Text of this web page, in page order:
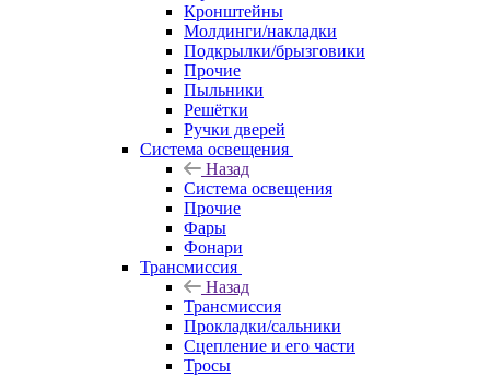
Кронштейны
Молдинги/накладки
Подкрылки/брызговики
Прочие
Пыльники
Решётки
Ручки дверей
Система освещения
Назад
Система освещения
Прочие
Фары
Фонари
Трансмиссия
Назад
Трансмиссия
Прокладки/сальники
Сцепление и его части
Тросы